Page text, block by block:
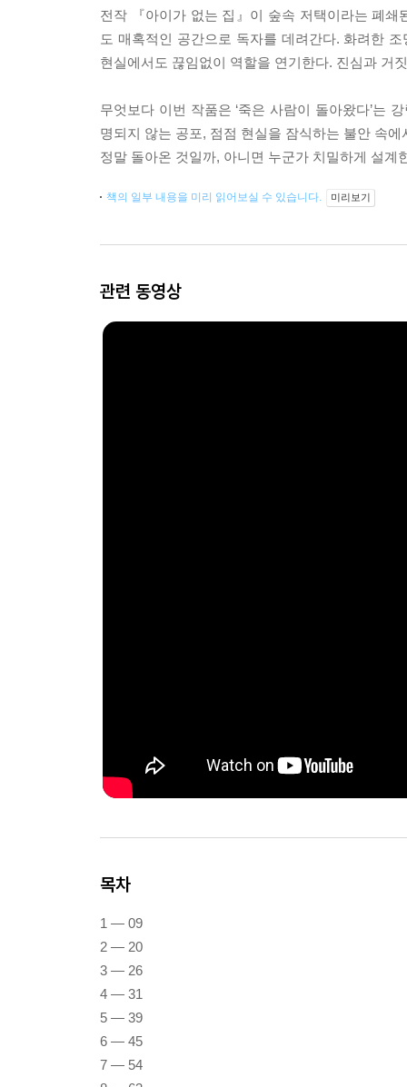
전작 『아이가 없는 집』이 숲속 저택이라는 폐
도 매혹적인 공간으로 독자를 데려간다. 화려한
현실에서도 끊임없이 역할을 연기한다. 진심과 거
무엇보다 이번 작품은 ‘죽은 사람이 돌아왔다’는
명되지 않는 공포, 점점 현실을 잠식하는 불안 속
정말 돌아온 것일까, 아니면 누군가 치밀하게 설
책의 일부 내용을 미리 읽어보실 수 있습니다. 미리보기
관련 동영상
목차
1 — 09
2 — 20
3 — 26
4 — 31
5 — 39
6 — 45
7 — 54